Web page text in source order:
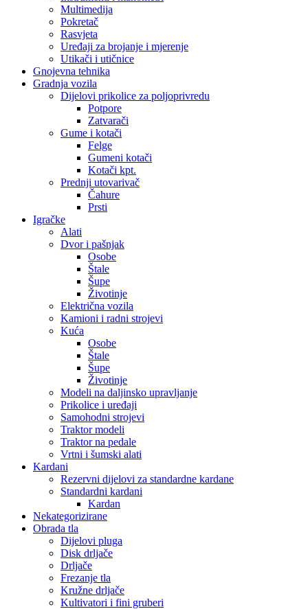
Multimedija
Pokretač
Rasvjeta
Uređaji za brojanje i mjerenje
Utikači i utičnice
Gnojevna tehnika
Gradnja vozila
Dijelovi prikolice za poljoprivredu
Potpore
Zatvarači
Gume i kotači
Felge
Gumeni kotači
Kotači kpt.
Prednji utovarivač
Čahure
Prsti
Igračke
Alati
Dvor i pašnjak
Osobe
Štale
Šupe
Životinje
Električna vozila
Kamioni i radni strojevi
Kuća
Osobe
Štale
Šupe
Životinje
Modeli na daljinsko upravljanje
Prikolice i uređaji
Samohodni strojevi
Traktor modeli
Traktor na pedale
Vrtni i šumski alati
Kardani
Rezervni dijelovi za standardne kardane
Standardni kardani
Kardan
Nekategorizirane
Obrada tla
Dijelovi pluga
Disk drljače
Drljače
Frezanje tla
Kružne drljače
Kultivatori i fini gruberi